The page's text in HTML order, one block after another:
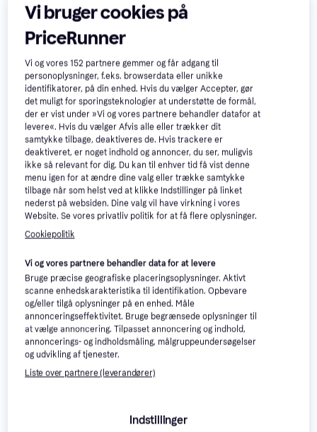
Birkenstock Arizona
Essentials EVA - Black
4.7
Sandal, Unisex
9+ butikker
adidas Samba OG -
Cloud White/Core
9+ butikker
-140 kr.
Vi bruger cookies på
PriceRunner
Vi og vores152 partnere gemmer og får adgang til
personoplysninger, f.eks. browserdata eller unikke
identifikatorer, på din enhed. Hvis du vælger Accepter, gør
det muligt for sporingsteknologier at understøtte de formål,
der er vist under »Vi og vores partnere behandler datafor at
levere«. Hvis du vælger Afvis alle eller trækker dit
samtykke tilbage, deaktiveres de. Hvis trackere er
deaktiveret, er noget indhold og annoncer, du ser, muligvis
ikke så relevant for dig. Du kan til enhver tid få vist denne
menu igen for at ændre dine valg eller trække samtykke
tilbage når som helst ved at klikke Indstillinger på linket
nederst på websiden. Dine valg vil have virkning i vores
Website. Se vores privatliv politik for at få flere oplysninger.
Cookiepolitik
Vi og vores partnere behandler data for at levere
Bruge præcise geografiske placeringsoplysninger. Aktivt
scanne enhedskarakteristika til identifikation. Opbevare
og/eller tilgå oplysninger på en enhed. Måle
annonceringseffektivitet. Bruge begrænsede oplysninger til
at vælge annoncering. Tilpasset annoncering og indhold,
annoncerings- og indholdsmåling, målgruppeundersøgelser
og udvikling af tjenester.
Liste over partnere (leverandører)
Indstillinger